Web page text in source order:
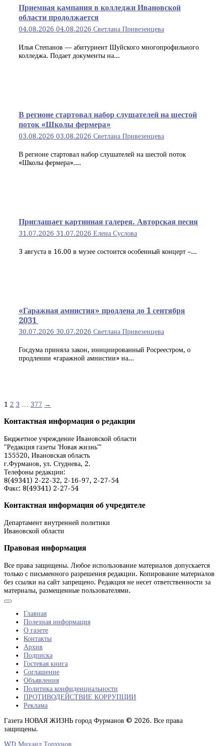
Приемная кампания в колледжи Ивановской
области продолжается
04.08.2026 04.08.2026 Светлана Привезенцева
Илья Степанов — абитуриент Шуйского многопрофильного
колледжа. Подает документы на...
В регионе стартовал набор слушателей на шестой
поток «Школы фермера»
03.08.2026 03.08.2026 Светлана Привезенцева
В регионе стартовал набор слушателей на шестой поток
«Школы фермера»....
Приглашает картинная галерея. Авторская песня
31.07.2026 31.07.2026 Елена Суслова
3 августа в 16.00 в музее состоится особенный концерт –...
«Гаражная амнистия» продлена до 1 сентября
2031
30.07.2026 30.07.2026 Светлана Привезенцева
Госдума приняла закон, инициированный Росреестром, о
продлении «гаражной амнистии» на...
Навигация
по
1 2 3 377 →
Контактная информация о редакции
Бюджетное учреждение Ивановской области
"Редакция газеты 'Новая жизнь'"
155520, Ивановская область
г.Фурманов, ул. Студнева, 2.
Телефоны редакции:
8(49341) 2-22-32, 2-16-97, 2-27-54
Факс: 8(49341) 2-27-54
Контактная информация об учредителе
Департамент внутренней политики
Ивановской области
Правовая информация
Все права защищены. Любое использование материалов допускается
только с письменного разрешения редакции. Копирование материалов
без ссылки на сайт запрещено. Редакция не несет ответственности за
материалы, размещенные пользователями.
Главная
Полезная информация
О газете
Контакты
Архив
Подписка
Гостевая книга
Соглашение
Объявления
Политика конфиденциальности
ПРОТИВОДЕЙСТВИЕ КОРРУПЦИИ
Реклама
Газета НОВАЯ ЖИЗНЬ город Фурманов © 2026. Все права
защищены.
WD Михаил Торхунов